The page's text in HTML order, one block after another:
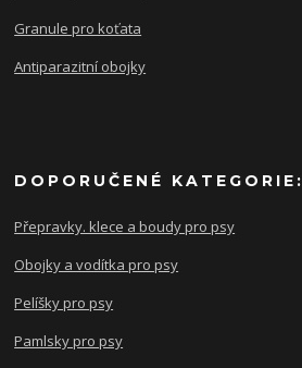
Granule pro koťata
Antiparazitní obojky
DOPORUČENÉ KATEGORIE:
Přepravky. klece a boudy pro psy
Obojky a vodítka pro psy
Pelíšky pro psy
Pamlsky pro psy